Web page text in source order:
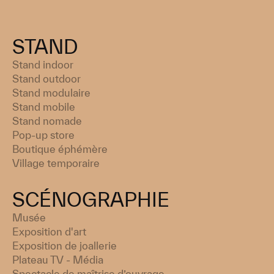
STAND
Stand indoor
Stand outdoor
Stand modulaire
Stand mobile
Stand nomade
Pop-up store
Boutique éphémère
Village temporaire
SCÉNOGRAPHIE
Musée
Exposition d'art
Exposition de joallerie
Plateau TV - Média